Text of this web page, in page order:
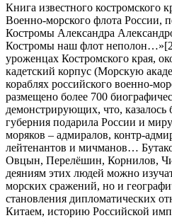
Книга известного костромского
Военно-морского флота России,
Костромы Александра
Костромы наш флот
уроженцах Костромского края,
кадетский корпус (Морскую
кораблях российского военно-
размещено более 700
демонстрирующих, что, казалось
губерния подарила России и
моряков – адмиралов, контр-
лейтенантов и мичманов…
Овцын, Перелёшин, Корнилов,
деяниям этих людей можно
морских сражений, но и
становления дипломатических
Китаем, историю Российской